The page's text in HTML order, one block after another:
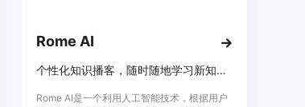
Rome AI
个性化知识播客，随时随地学习新知识。
Rome AI是一个利用人工智能技术，根据用户